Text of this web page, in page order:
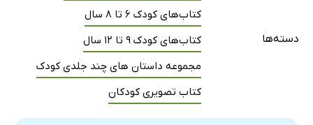
دسته‌ها
کتاب‌های کودک 6 تا 8 سال
کتاب‌های کودک 9 تا 12 سال
مجموعه داستان های چند جلدی کودک
کتاب تصویری کودکان